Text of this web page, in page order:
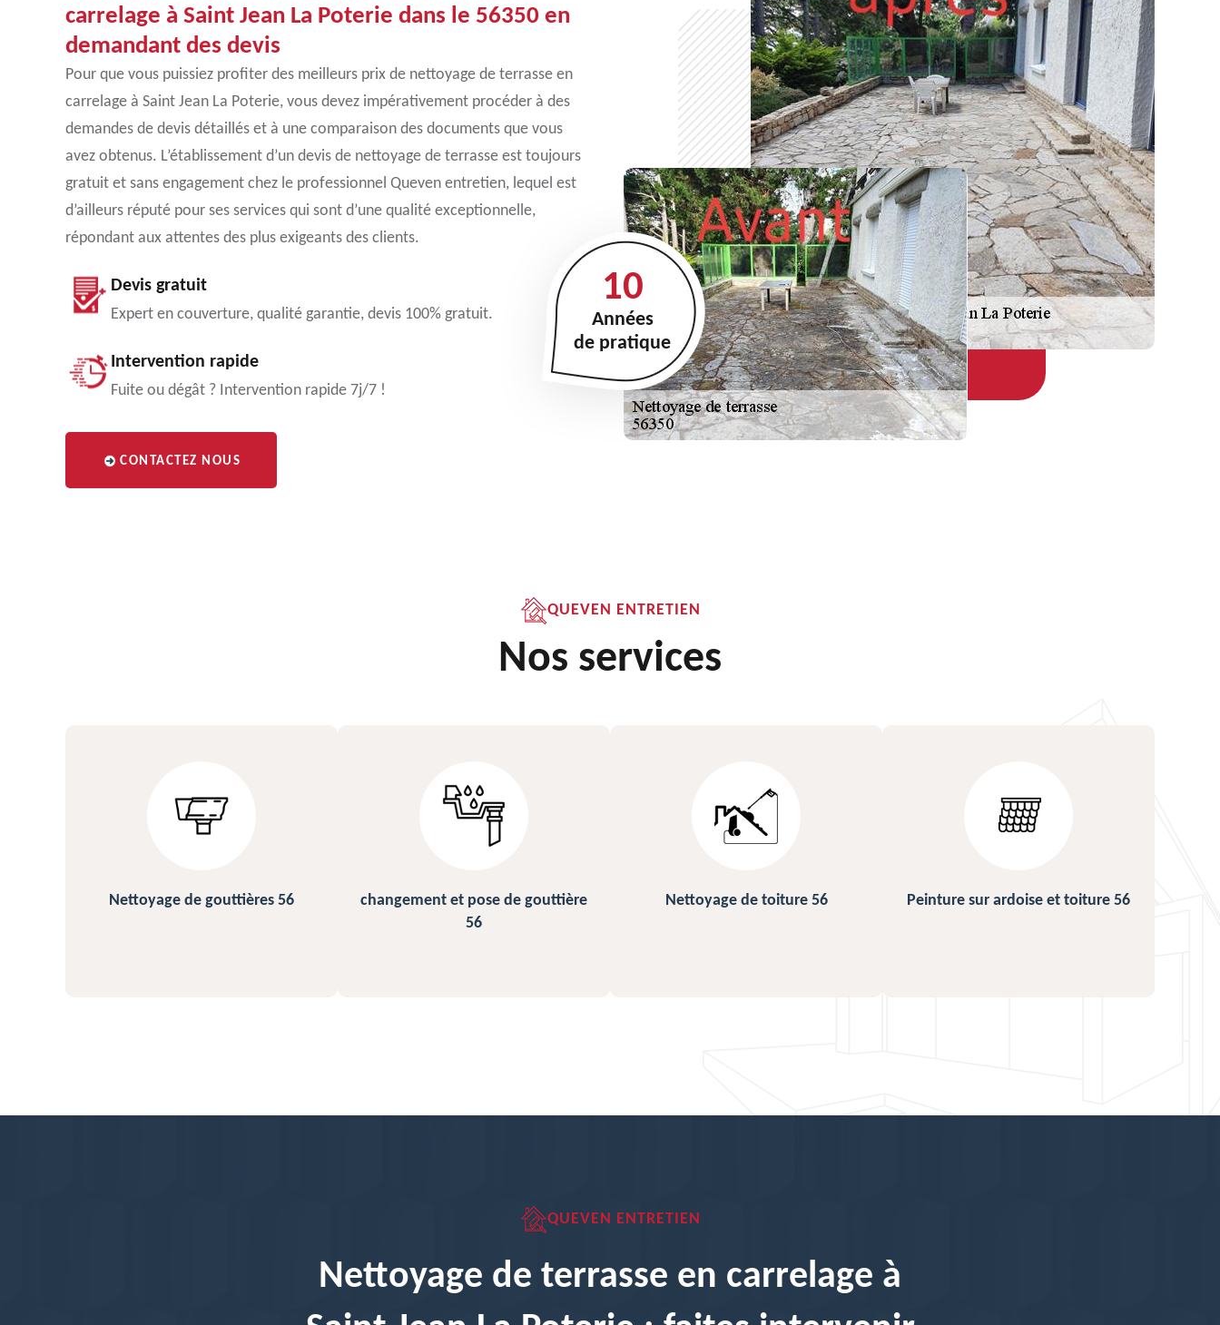
carrelage à Saint Jean La Poterie dans le 56350 en
demandant des devis
Pour que vous puissiez profiter des meilleurs prix de nettoyage de terrasse en
carrelage à Saint Jean La Poterie, vous devez impérativement procéder à des
demandes de devis détaillés et à une comparaison des documents que vous
avez obtenus. L’établissement d’un devis de nettoyage de terrasse est toujours
gratuit et sans engagement chez le professionnel Queven entretien, lequel est
d’ailleurs réputé pour ses services qui sont d’une qualité exceptionnelle,
répondant aux attentes des plus exigeants des clients.
Devis gratuit
Expert en couverture, qualité garantie, devis 100% gratuit.
Intervention rapide
Fuite ou dégât ? Intervention rapide 7j/7 !
CONTACTEZ NOUS
10
Années
de pratique
QUEVEN ENTRETIEN
Nos services
changement et pose de gouttière
Nettoyage de toiture 56 Peinture sur ardoise et toiture 56 Urgence fuite de toiture 56
QUEVEN ENTRETIEN
Nettoyage de terrasse en carrelage à